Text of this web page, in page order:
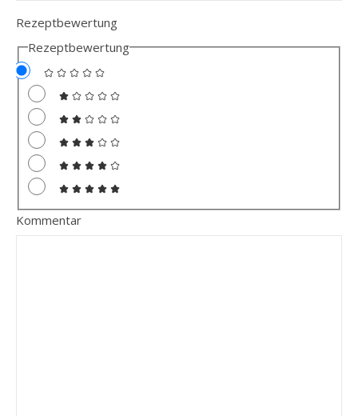
Rezeptbewertung
Rezeptbewertung
Kommentar